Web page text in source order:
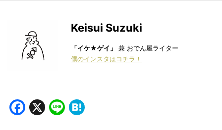
Keisui Suzuki
「イケ★ゲイ」
兼 おでん屋ライター
僕のインスタはコチラ！
Facebook
X Line